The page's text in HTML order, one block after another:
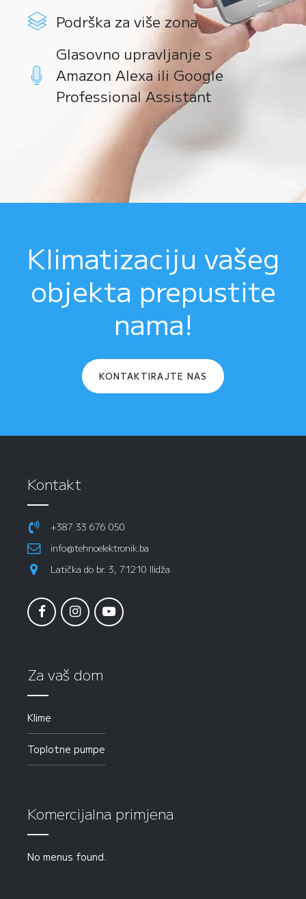
Podrška za više zona
Glasovno upravljanje s
Amazon Alexa ili Google
Professional Assistant
Klimatizaciju vašeg
objekta prepustite
nama!
KONTAKTIRAJTE NAS
Kontakt
+387 33 676 050
info@tehnoelektronik.ba
Latička do br. 3, 71210 Ilidža
Za vaš dom
Klime
Toplotne pumpe
Komercijalna primjena
No menus found.